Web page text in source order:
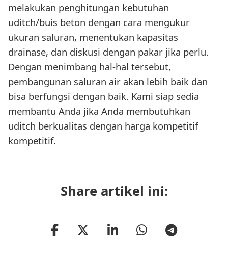
melakukan penghitungan kebutuhan
uditch/buis beton dengan cara mengukur
ukuran saluran, menentukan kapasitas
drainase, dan diskusi dengan pakar jika perlu.
Dengan menimbang hal-hal tersebut,
pembangunan saluran air akan lebih baik dan
bisa berfungsi dengan baik. Kami siap sedia
membantu Anda jika Anda membutuhkan
uditch berkualitas dengan harga kompetitif
kompetitif.
Share artikel ini: